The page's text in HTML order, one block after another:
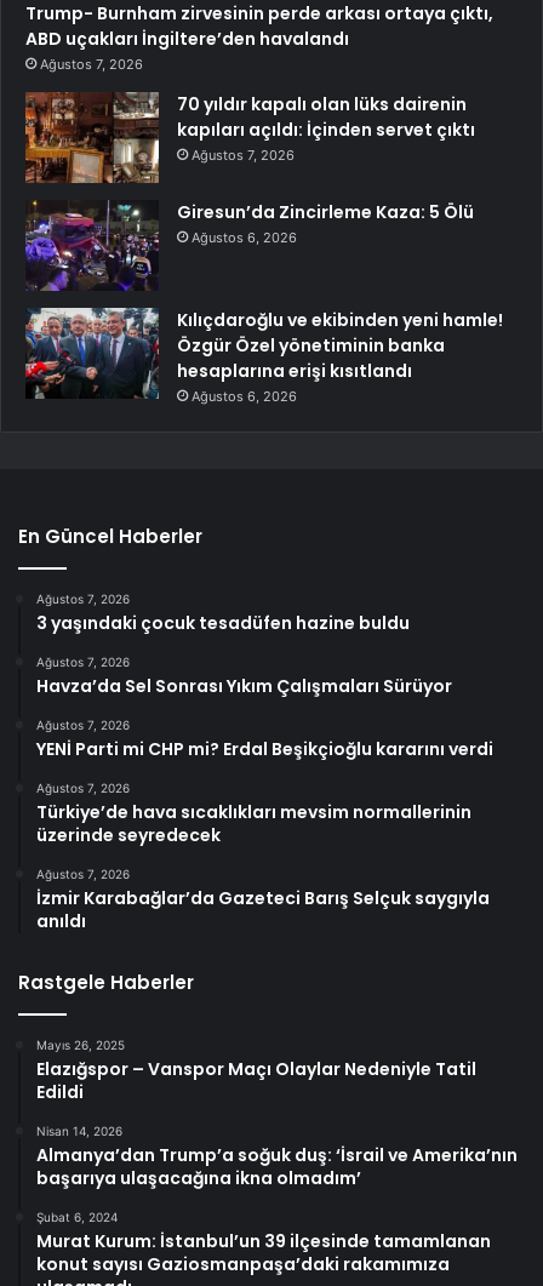
Trump- Burnham zirvesinin perde arkası ortaya çıktı,
ABD uçakları İngiltere’den havalandı
Ağustos 7, 2026
70 yıldır kapalı olan lüks dairenin
kapıları açıldı: İçinden servet çıktı
Ağustos 7, 2026
Giresun’da Zincirleme Kaza: 5 Ölü
Ağustos 6, 2026
Kılıçdaroğlu ve ekibinden yeni hamle!
Özgür Özel yönetiminin banka
hesaplarına erişi kısıtlandı
Ağustos 6, 2026
En Güncel Haberler
Ağustos 7, 2026
3 yaşındaki çocuk tesadüfen hazine buldu
Ağustos 7, 2026
Havza’da Sel Sonrası Yıkım Çalışmaları Sürüyor
Ağustos 7, 2026
YENİ Parti mi CHP mi? Erdal Beşikçioğlu kararını verdi
Ağustos 7, 2026
Türkiye’de hava sıcaklıkları mevsim normallerinin
üzerinde seyredecek
Ağustos 7, 2026
İzmir Karabağlar’da Gazeteci Barış Selçuk saygıyla
anıldı
Rastgele Haberler
Mayıs 26, 2025
Elazığspor – Vanspor Maçı Olaylar Nedeniyle Tatil
Edildi
Nisan 14, 2026
Almanya’dan Trump’a soğuk duş: ‘İsrail ve Amerika’nın
başarıya ulaşacağına ikna olmadım’
Şubat 6, 2024
Murat Kurum: İstanbul’un 39 ilçesinde tamamlanan
konut sayısı Gaziosmanpaşa’daki rakamımıza